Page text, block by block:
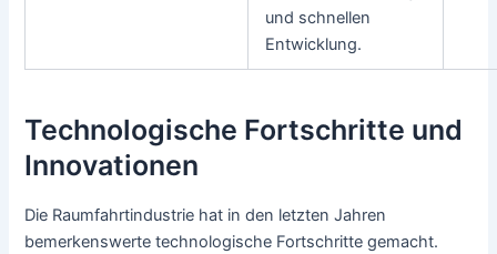
und schnellen
Entwicklung.
Technologische Fortschritte und
Innovationen
Die Raumfahrtindustrie hat in den letzten Jahren
bemerkenswerte technologische Fortschritte gemacht.